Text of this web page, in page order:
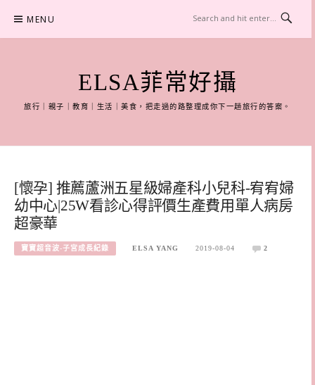
content
MENU
ELSA菲常好攝
旅行｜親子｜教育｜生活｜美食，把走過的路整理成你下一趟旅行的答案。
[懷孕] 推薦蘆洲五星級婦產科小兒科-宥宥婦
幼中心|25W看診心得評價生產費用單人病房
超豪華
寶寶超音波-子宮成長紀錄 ELSA YANG 2019-08-04 2